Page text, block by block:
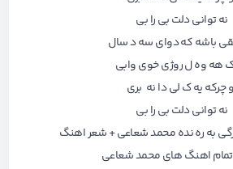
نه توانی دلت بی را بی
باشه که دوای سه د سال
هه وه ل روژی خوی وابی
چرکه یه ک لی دا نه بری
نه توانی دلت بی را بی
به ره نده محمد شعاعی + شعر اهنگ
تمام اهنگ های محمد شعاعی